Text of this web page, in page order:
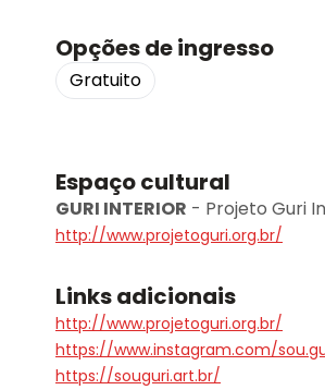
Opções de ingresso
Gratuito
Espaço cultural
GURI INTERIOR - Projeto Guri
http://www.projetoguri.org.br/
Links adicionais
http://www.projetoguri.org.br/
https://www.instagram.com/
https://souguri.art.br/